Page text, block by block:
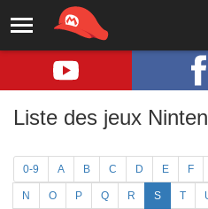
Liste des jeux
0-9 A B C D E F
N O P Q R S T